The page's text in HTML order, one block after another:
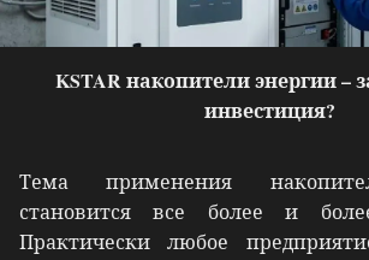
KSTAR накопители энергии –
инвестиция?
Тема применения
становится все более и
Практически любое